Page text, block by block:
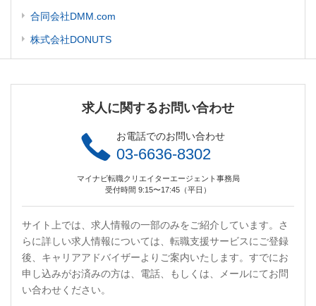
合同会社DMM.com
株式会社DONUTS
求人に関するお問い合わせ
お電話でのお問い合わせ
03-6636-8302
マイナビ転職クリエイターエージェント事務局
受付時間 9:15〜17:45（平日）
サイト上では、求人情報の一部のみをご紹介しています。さ
らに詳しい求人情報については、転職支援サービスにご登録
後、キャリアアドバイザーよりご案内いたします。すでにお
申し込みがお済みの方は、電話、もしくは、メールにてお問
い合わせください。